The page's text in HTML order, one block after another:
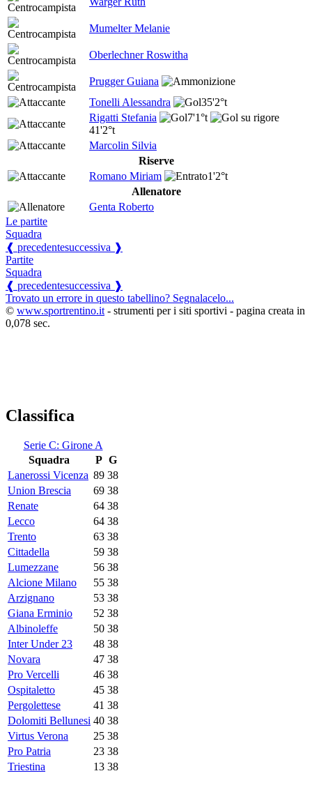
Mumelter Melanie
Oberlechner Roswitha
Prugger Guiana
Tonelli Alessandra
35'2°t
Rigatti Stefania
7'1°t
41'2°t
Marcolin Silvia
Riserve
Romano Miriam
1'2°t
Allenatore
Genta Roberto
Le partite
Squadra
❰ precedentesuccessiva ❱
Partite
Squadra
❰ precedentesuccessiva ❱
Trovato un errore in questo tabellino? Segnalacelo...
© www.sportrentino.it - strumenti per i siti sportivi - pagina creata in
0,078 sec.
Classifica
Serie C: Girone A
Squadra
P G
Lanerossi Vicenza 89 38
Union Brescia
69 38
Renate
64 38
Lecco
64 38
Trento
63 38
Cittadella
59 38
Lumezzane
56 38
Alcione Milano
55 38
Arzignano
53 38
Giana Erminio
52 38
Albinoleffe
50 38
Inter Under 23
48 38
Novara
47 38
Pro Vercelli
46 38
Ospitaletto
45 38
Pergolettese
41 38
Dolomiti Bellunesi 40 38
Virtus Verona
25 38
Pro Patria
23 38
Triestina
13 38